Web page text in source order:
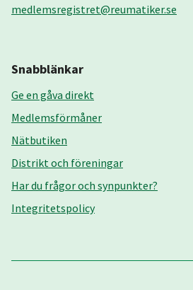
medlemsregistret@reumatiker.se
Snabblänkar
Ge en gåva direkt
Medlemsförmåner
Nätbutiken
Distrikt och föreningar
Har du frågor och synpunkter?
Integritetspolicy